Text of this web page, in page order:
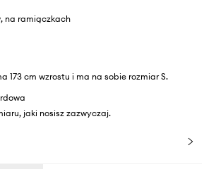
na ramiączkach
173 cm wzrostu i ma na sobie rozmiar S.
jaki nosisz zazwyczaj.